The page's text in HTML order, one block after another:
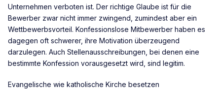
Unternehmen verboten ist. Der richtige Glaube ist für die
Bewerber zwar nicht immer zwingend, zumindest aber ein
Wettbewerbsvorteil. Konfessionslose Mitbewerber haben es
dagegen oft schwerer, ihre Motivation überzeugend
darzulegen. Auch Stellenausschreibungen, bei denen eine
bestimmte Konfession vorausgesetzt wird, sind legitim.
Evangelische wie katholische Kirche besetzen